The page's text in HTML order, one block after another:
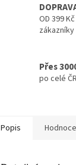
OD 399
zákazníky
Přes
po celé ČR
Popis